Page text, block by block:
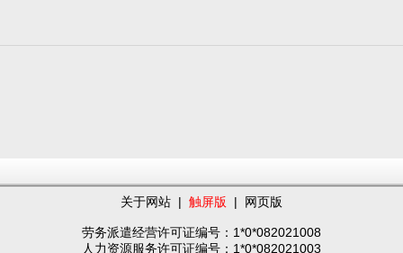
关于网站 | 触屏版 | 网页版
劳务派遣经营许可证编号：1*0*082021008
人力资源服务许可证编号：1*0*082021003